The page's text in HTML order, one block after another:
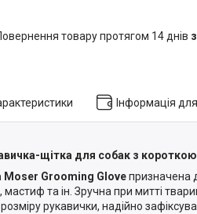
повернення товару протягом 14 днів
Інформація
щітка для собак з
Moser Grooming Gloveпризначена
мастиф та ін. Зручна при митті
рукавички, надійно